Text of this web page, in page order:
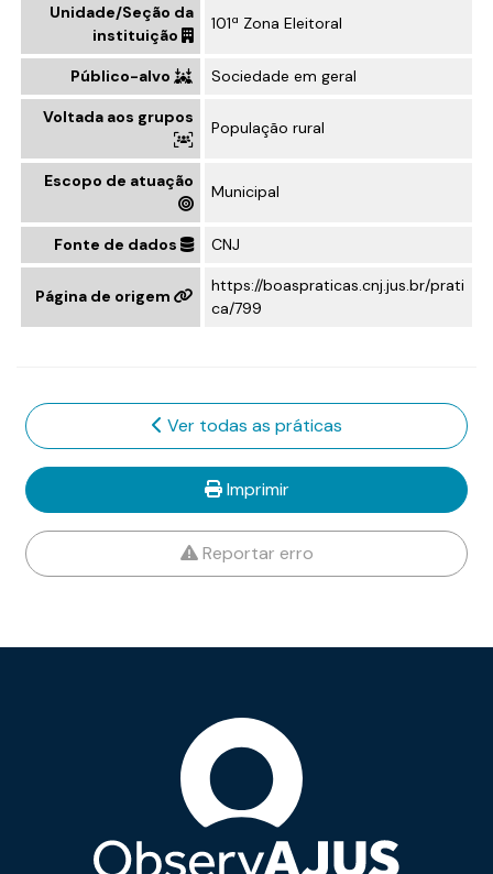
Unidade/Seção da
instituição
101ª Zona Eleitoral
Público-alvo Sociedade em geral
Voltada aos grupos
População rural
Escopo de atuação
Municipal
Fonte de dados CNJ
Página de origem
https://boaspraticas.cnj.jus.br/prati
ca/799
Ver todas as práticas
Imprimir
Reportar erro